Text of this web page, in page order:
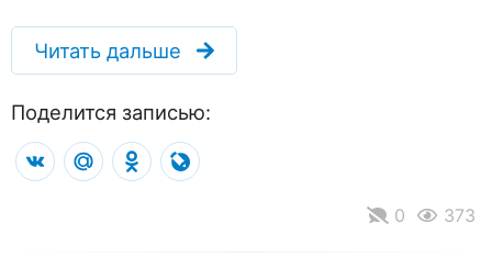
Читать дальше
Поделится записью:
VK Mail.RuOdnoklassniki
0 373